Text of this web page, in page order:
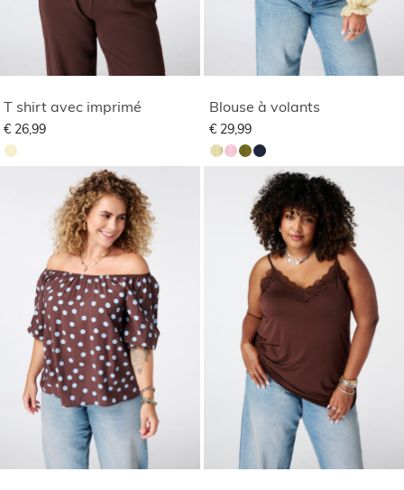
T shirt avec imprimé
€ 26,99
Blouse à volants
€ 29,99